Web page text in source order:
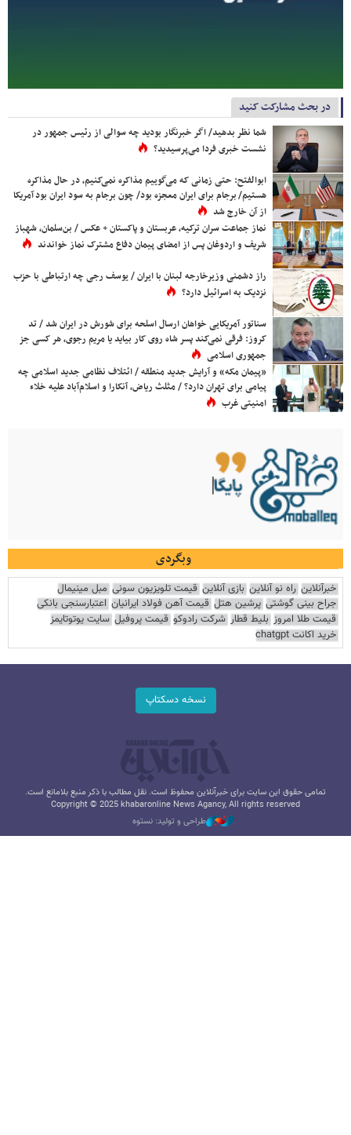
در بحث مشارکت کنید
شما نظر بدهید/ اگر خبرنگار بودید چه سوالی از رئیس جمهور در
نشست خبری فردا می‌پرسیدید؟
ابوالفتح: حتی زمانی که می‌گوییم مذاکره نمی‌کنیم، در حال مذاکره
هستیم/ برجام برای ایران معجزه بود/ چون برجام به سود ایران بود آمریکا
از آن خارج شد
نماز جماعت سران ترکیه، عربستان و پاکستان + عکس / بن‌سلمان، شهباز
شریف و اردوغان پس از امضای پیمان دفاع مشترک نماز خواندند
راز دشمنی وزیرخارجه لبنان با ایران / یوسف رجی چه ارتباطی با حزب
نزدیک به اسرائیل دارد؟
سناتور آمریکایی خواهان ارسال اسلحه برای شورش در ایران شد / تد
کروز: فرقی نمی‌کند پسر شاه روی کار بیاید یا مریم رجوی، هر کسی جز
جمهوری اسلامی
«پیمان مکه» و آرایش جدید منطقه / ائتلاف نظامی جدید اسلامی چه
پیامی برای تهران دارد؟ / مثلث ریاض، آنکارا و اسلام‌آباد علیه خلاء
امنیتی غرب
وبگردی
خبرآنلاین راه نو آنلاین بازی آنلاین قیمت تلویزیون سونی مبل مینیمال
جراح بینی گوشتی پرشین هتل قیمت آهن فولاد ایرانیان اعتبارسنجی بانکی
قیمت طلا امروز بلیط قطار شرکت رادوکو قیمت پروفیل سایت یوتوتایمز
خرید اکانت chatgpt
نسخه دسکتاپ
تمامی حقوق این سایت برای خبرآنلاین محفوظ است. نقل مطالب با ذکر منبع بلامانع است.
Copyright © 2025 khabaronline News Agancy, All rights reserved
طراحی و تولید: نستوه